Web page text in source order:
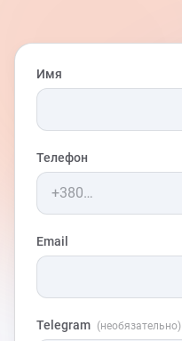
Имя
Телефон
Email
Telegram (необязательно)